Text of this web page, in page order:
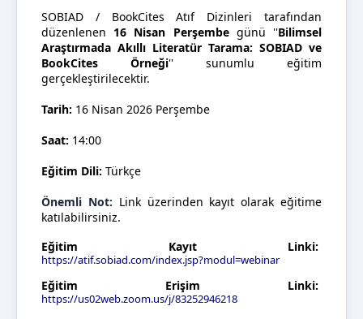
SOBIAD / BookCites Atıf Dizinleri tarafından
düzenlenen 16 Nisan Perşembegünü ''Bilimsel
Araştırmada Akıllı Literatür Tarama: SOBIAD ve
BookCites Örneği'' sunumlu eğitim
gerçekleştirilecektir.
Tarih: 16 Nisan 2026 Perşembe
Saat: 14:00
Eğitim Dili: Türkçe
Önemli Not: Link üzerinden kayıt olarak eğitime
katılabilirsiniz.
Eğitim Kayıt Linki:
https://atif.sobiad.com/index.jsp?modul=webinar
Eğitim Erişim Linki:
https://us02web.zoom.us/j/83252946218